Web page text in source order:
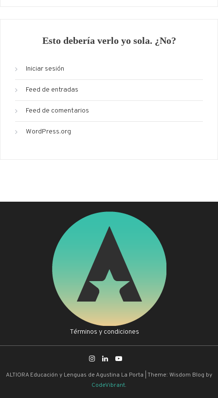
Esto debería verlo yo sola. ¿No?
Iniciar sesión
Feed de entradas
Feed de comentarios
WordPress.org
Términos y condiciones
ALTIORA Educación y Lenguas de Agustina La Porta Theme: Wisdom Blog by
CodeVibrant.